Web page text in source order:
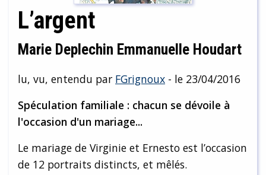
L’argent
Marie Deplechin Emmanuelle Houdart
lu, vu, entendu par FGrignoux - le 23/04/2016
Spéculation familiale : chacun se dévoile à
l'occasion d'un mariage...
Le mariage de Virginie et Ernesto est l’occasion
de 12 portraits distincts, et mêlés.